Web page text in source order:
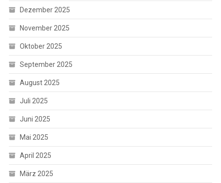
Dezember 2025
November 2025
Oktober 2025
September 2025
August 2025
Juli 2025
Juni 2025
Mai 2025
April 2025
März 2025